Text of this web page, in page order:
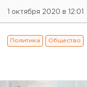
1 октября 2020 в 12:01
Политика Общество